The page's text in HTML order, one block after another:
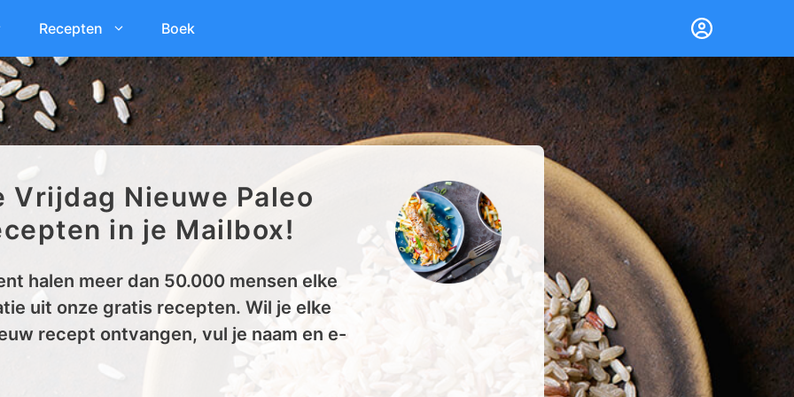
Recepten Boek
Vrijdag Nieuwe Paleo
in je Mailbox!
halen meer dan 50.000 mensen elke
uit onze gratis recepten. Wil je elke
recept ontvangen, vul je naam en e-